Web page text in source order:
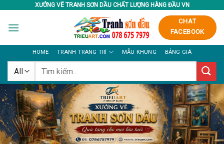
content
XƯỞNG VẼ TRANH SƠN DẦU CHẤT LƯỢNG HÀNG ĐẦU VN
CHAT
FACEBOOK
HOME TRANH TRANG TRÍ MẪU KHUNG BẢNG GIÁ
Tìm